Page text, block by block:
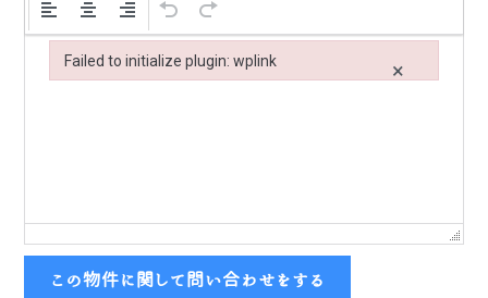
この物件に関して問い合わせをする
Failed to initialize plugin: wplink ×
Failed to initialize plugin: wplink